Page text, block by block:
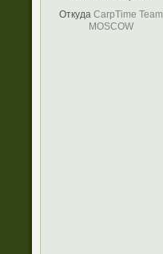
Откуда CarpTime Team
MOSCOW